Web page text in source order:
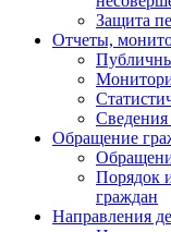
Защита
Отчеты,
Обращение
Порядок
граждан
Направления